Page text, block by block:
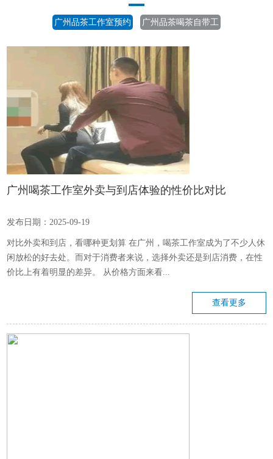
广州品茶工作室预约
广州品茶喝茶自带工
广州喝茶工作室外卖与到店体验的性价比对比
发布日期：2025-09-19
对比外卖和到店，看哪种更划算 在广州，喝茶工作室成为了不少人休
闲放松的好去处。而对于消费者来说，选择外卖还是到店消费，在性
价比上有着明显的差异。 从价格方面来看...
查看更多